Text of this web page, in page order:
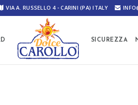
VIA A. RUSSELLO 4 - CARINI (PA) ITALY
SICUREZZA